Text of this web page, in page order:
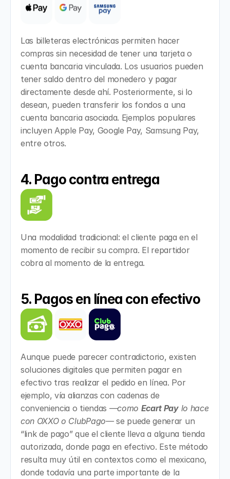
Las billeteras electrónicas permiten hacer
compras sin necesidad de tener una tarjeta o
cuenta bancaria vinculada. Los usuarios pueden
tener saldo dentro del monedero y pagar
directamente desde ahí. Posteriormente, si lo
desean, pueden transferir los fondos a una
cuenta bancaria asociada. Ejemplos populares
incluyen Apple Pay, Google Pay, Samsung Pay,
entre otros.
4. Pago contra entrega
Una modalidad tradicional: el cliente paga en el
momento de recibir su compra. El repartidor
cobra al momento de la entrega.
5. Pagos en línea con efectivo
Aunque puede parecer contradictorio, existen
soluciones digitales que permiten pagar en
efectivo tras realizar el pedido en línea. Por
ejemplo, vía alianzas con cadenas de
conveniencia o tiendas —como Ecart Pay lo hace
con OXXO o ClubPago— se puede generar un
“link de pago” que el cliente lleva a alguna tienda
autorizada, donde paga en efectivo. Este método
resulta muy útil en contextos como el mexicano,
donde todavía una parte importante de la